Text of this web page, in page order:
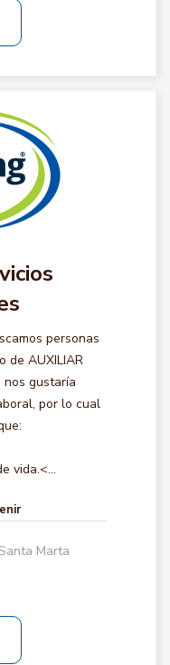
personas
de AUXILIAR
nos gustaría
por lo cual
vida.<...
Marta